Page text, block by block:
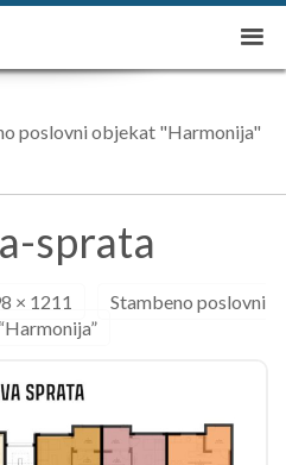
poslovni objekat "Harmonija"
sprata
× 1211
Stambeno poslovni